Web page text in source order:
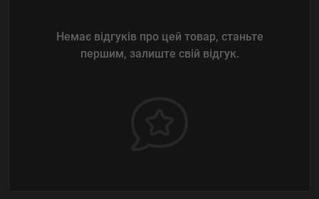
Немає відгуків про цей товар, станьте
першим, залиште свій відгук.